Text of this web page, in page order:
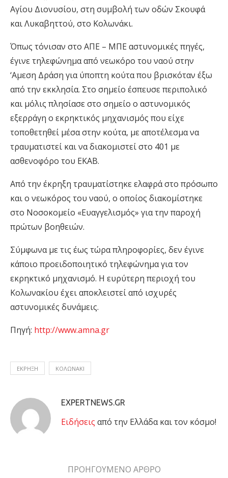
Αγίου Διονυσίου, στη συμβολή των οδών Σκουφά
και Λυκαβηττού, στο Κολωνάκι.
Όπως τόνισαν στο ΑΠΕ – ΜΠΕ αστυνομικές πηγές,
έγινε τηλεφώνημα από νεωκόρο του ναού στην
‘Αμεση Δράση για ύποπτη κούτα που βρισκόταν έξω
από την εκκλησία. Στο σημείο έσπευσε περιπολικό
και μόλις πλησίασε στο σημείο ο αστυνομικός
εξερράγη ο εκρηκτικός μηχανισμός που είχε
τοποθετηθεί μέσα στην κούτα, με αποτέλεσμα να
τραυματιστεί και να διακομιστεί στο 401 με
ασθενοφόρο του ΕΚΑΒ.
Από την έκρηξη τραυματίστηκε ελαφρά στο πρόσωπο
και ο νεωκόρος του ναού, ο οποίος διακομίστηκε
στο Νοσοκομείο «Ευαγγελισμός» για την παροχή
πρώτων βοηθειών.
Σύμφωνα με τις έως τώρα πληροφορίες, δεν έγινε
κάποιο προειδοποιητικό τηλεφώνημα για τον
εκρηκτικό μηχανισμό. Η ευρύτερη περιοχή του
Κολωνακίου έχει αποκλειστεί από ισχυρές
αστυνομικές δυνάμεις.
Πηγή: http://www.amna.gr
ΕΚΡΗΞΗ ΚΟΛΩΝΑΚΙ
EXPERTNEWS.GR
Eιδήσεις από την Ελλάδα και τον κόσμο!
ΠΡΟΗΓΟΥΜΕΝΟ ΑΡΘΡΟ